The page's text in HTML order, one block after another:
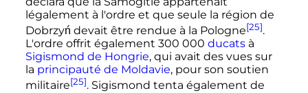
légalement à l'ordre et que seule la région de
Dobrzyń devait être rendue à la Pologne[25].
L'ordre offrit également 300 000 ducatsà
Sigismond de Hongrie, qui avait des vues sur
la principauté de Moldavie, pour son soutien
militaire[25]. Sigismond tenta également de